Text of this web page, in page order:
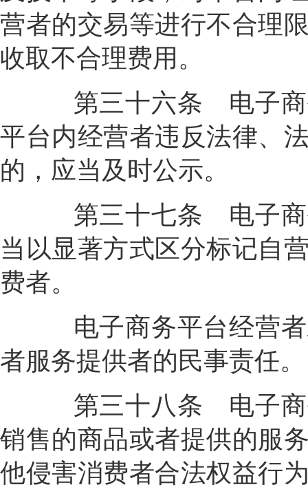
营者的交易等进行不合理
收取不合理费用。
第三十六条 电子
平台内经营者违反法律、
的，应当及时公示。
第三十七条 电子
当以显著方式区分标记自
费者。
电子商务平台经营者
者服务提供者的民事责任。
第三十八条 电子
销售的商品或者提供的服
他侵害消费者合法权益行